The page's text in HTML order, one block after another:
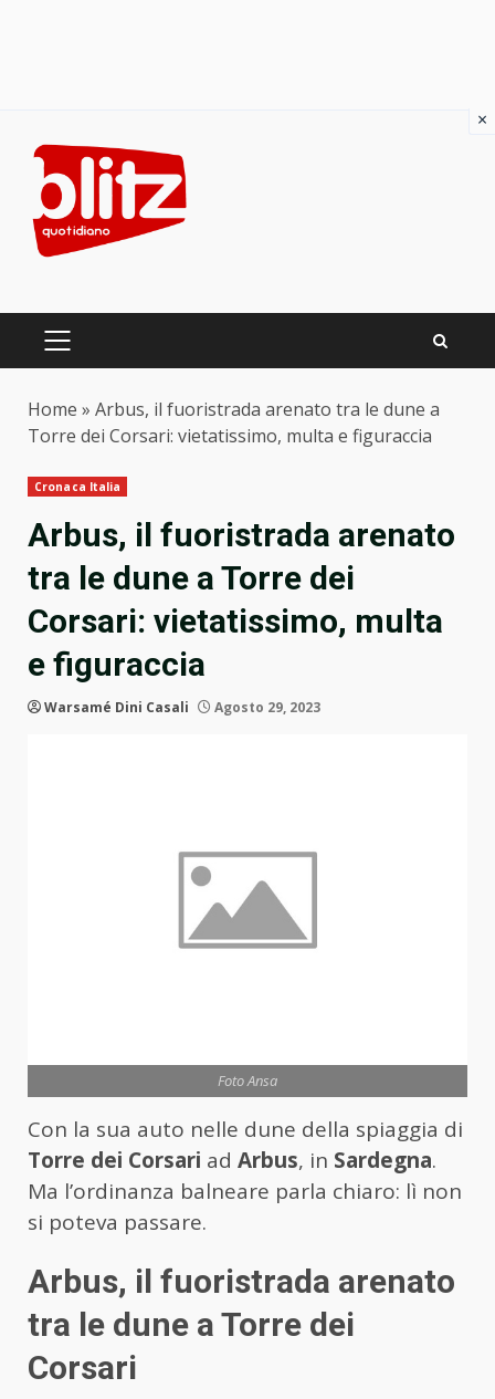
content
PRIMARY
Home » Arbus, il fuoristrada arenato tra le dune a
Torre dei Corsari: vietatissimo, multa e figuraccia
Cronaca Italia
Arbus, il fuoristrada arenato
tra le dune a Torre dei
Corsari: vietatissimo, multa
e figuraccia
Warsamé Dini Casali Agosto 29, 2023
Foto Ansa
Con la sua auto nelle dune della spiaggia di
Torre dei Corsari ad Arbus, in Sardegna.
Ma l’ordinanza balneare parla chiaro: lì non
si poteva passare.
Arbus, il fuoristrada arenato
tra le dune a Torre dei
Corsari
×